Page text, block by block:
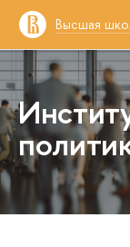
Высшая